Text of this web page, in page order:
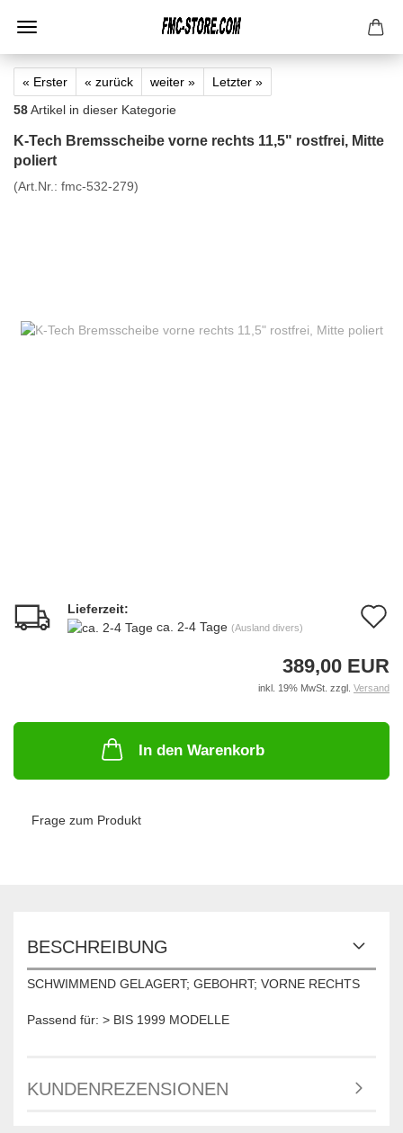
« Erster « zurück weiter »
Letzter »
58Artikel in dieser Kategorie
K-Tech Bremsscheibe vorne rechts 11,5" rostfrei, Mitte
poliert
(Art.Nr.: fmc-532-279)
Lieferzeit:
ca. 2-4 Tage (Ausland divers)
389,00 EUR
inkl. 19% MwSt. zzgl. Versand
In den Warenkorb
Frage zum Produkt
BESCHREIBUNG
SCHWIMMEND GELAGERT; GEBOHRT; VORNE RECHTS
Passend für: > BIS 1999 MODELLE
KUNDENREZENSIONEN